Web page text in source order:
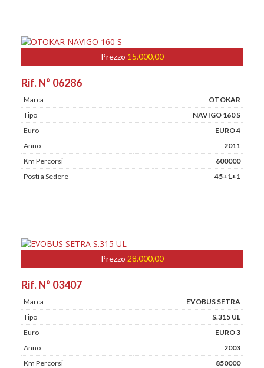
Prezzo 15.000,00
Rif. N° 06286
Marca
OTOKAR
Tipo
NAVIGO 160 S
Euro
EURO 4
Anno
2011
Km Percorsi
600000
Posti a Sedere
45+1+1
Prezzo 28.000,00
Rif. N° 03407
Marca
EVOBUS SETRA
Tipo
S.315 UL
Euro
EURO 3
Anno
2003
Km Percorsi
850000